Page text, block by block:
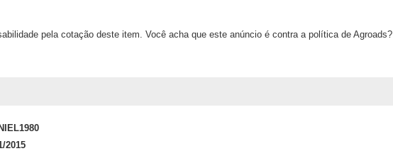
pela cotação deste item. Você acha que este anúncio é contra a política de Agroads?
2015